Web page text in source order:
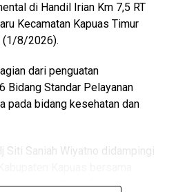
Kabupaten Kapuas Yunabut
merupakan tindak lanjut
Ideologi Pancasila
tentang Tata Cara
Pelaksana Duta Pancasila
Provinsi dan
pada Peraturan BPIP Nomor 3
di Handil Irian Km 7,5 RT
Kecamatan Kapuas Timur
(1/8/2026).
dari penguatan
Bidang Standar Pelayanan
pada bidang kesehatan dan
Siti Saniah Wiyatno didampingi
antaranya Dinas Pemberdayaan